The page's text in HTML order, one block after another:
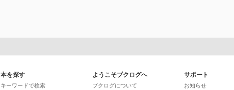
本を探す
キーワードで検索
ようこそブクログへ
ブクログについて
サポート
お知らせ